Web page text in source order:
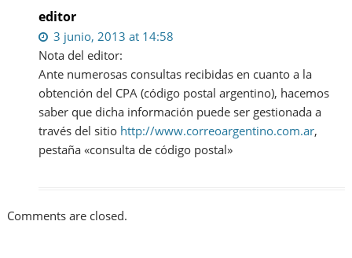
editor
3 junio, 2013 at 14:58
Nota del editor:
Ante numerosas consultas recibidas en cuanto a la
obtención del CPA (código postal argentino), hacemos
saber que dicha información puede ser gestionada a
través del sitio http://www.correoargentino.com.ar,
pestaña «consulta de código postal»
Comments are closed.